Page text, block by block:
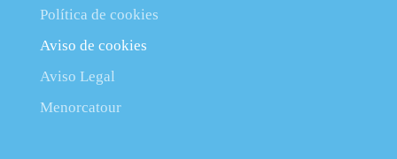
Política de cookies
Aviso de cookies
Aviso Legal
Menorcatour